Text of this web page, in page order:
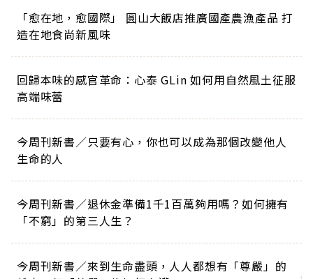
「愈在地，愈國際」 圓山大飯店推廣國產農漁產品 打
造在地食尚新風味
回歸本味的感官革命：心泰 GLin 如何用自然風土征服
高端味蕾
今周刊新書／只要有心，你也可以成為那個改變他人
生命的人
今周刊新書／退休金準備1千1百萬夠用嗎？如何擁有
「不窮」的第三人生？
今周刊新書／來到生命盡頭，人人都想有「尊嚴」的